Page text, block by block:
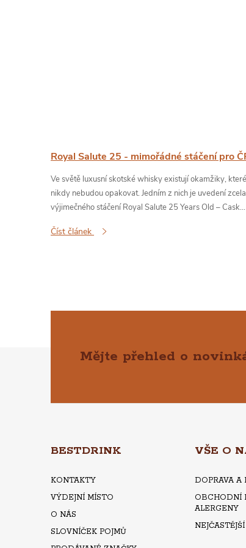
Royal Salute 25 - mimořádné stáčení pro
Ve světě luxusní skotské whisky existují okamžiky,
nikdy nebudou opakovat. Jedním z nich je uvedení zcela
výjimečného stáčení Royal Salute 25 Years Old – Cask...
Číst článek
Mějte přehled o
BESTDRINK
KONTAKTY
VÝDEJNÍ MÍSTO
O NÁS
SLOVNÍČEK POJMŮ
VŠE O
DOPRAVA A
OBCHODNÍ
ALERGENY